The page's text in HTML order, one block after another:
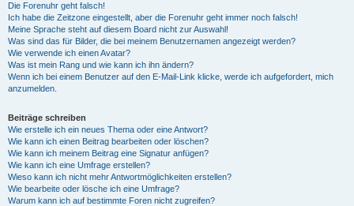
Die Forenuhr geht falsch!
Ich habe die Zeitzone eingestellt, aber die Forenuhr geht immer noch falsch!
Meine Sprache steht auf diesem Board nicht zur Auswahl!
Was sind das für Bilder, die bei meinem Benutzernamen angezeigt werden?
Wie verwende ich einen Avatar?
Was ist mein Rang und wie kann ich ihn ändern?
Wenn ich bei einem Benutzer auf den E-Mail-Link klicke, werde ich aufgefordert, mich
anzumelden.
Beiträge schreiben
Wie erstelle ich ein neues Thema oder eine Antwort?
Wie kann ich einen Beitrag bearbeiten oder löschen?
Wie kann ich meinem Beitrag eine Signatur anfügen?
Wie kann ich eine Umfrage erstellen?
Wieso kann ich nicht mehr Antwortmöglichkeiten erstellen?
Wie bearbeite oder lösche ich eine Umfrage?
Warum kann ich auf bestimmte Foren nicht zugreifen?